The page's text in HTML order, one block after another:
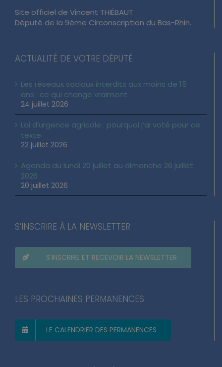
Site officiel de Vincent THIÉBAUT
Député de la 9ème Circonscription du Bas-Rhin.
ACTUALITÉ DE VOTRE DÉPUTÉ
Les réseaux sociaux interdits aux moins de 15
ans : ce qui change vraiment
24 juillet 2026
Loi d’urgence agricole : pourquoi j’ai voté pour ce
texte
22 juillet 2026
Agenda du lundi 20 juillet au dimanche 26 juillet
2026
20 juillet 2026
S’INSCRIRE À LA NEWSLETTER
S’INSCRIRE ET RECEVOIR LA NEWSLETTER
LES PROCHAINES PERMANENCES
LE CALENDRIER DES PERMANENCES